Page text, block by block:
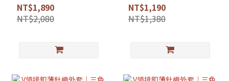
NT$1,890
NT$2,080
NT$1,190
NT$1,380